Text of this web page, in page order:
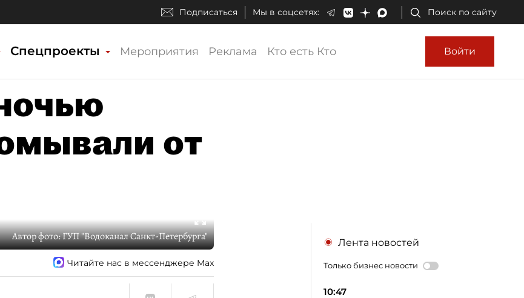
Подписаться Мы в соцсетях: Поиск по сайту
Спецпроекты Мероприятия Реклама Кто есть Кто Войти
от
Автор фото:ГУП "Водоканал Санкт-Петербурга"
Читайте нас в мессенджере Max
Лента новостей
Только бизнес новости
10:47